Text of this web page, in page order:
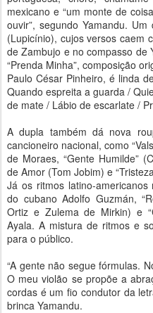
mexicano e “um monte de
ouvir”, segundo Yamandu.
(Lupicínio), cujos versos caem
de Zambujo e no compasso de
“Prenda Minha”, composição
Paulo César Pinheiro, é linda
Quando espreita a guarda /
de mate / Lábio de escarlate /
A dupla também dá nova
cancioneiro nacional, como
de Moraes, “Gente Humilde”
de Amor (Tom Jobim) e
Já os ritmos latino-americanos
do cubano Adolfo Guzmán,
Ortiz e Zulema de Mirkin) e
Ayala. A mistura de ritmos e
para o público.
“A gente não segue fórmulas.
O meu violão se propõe a
cordas é um fio condutor da
brinca Yamandu.